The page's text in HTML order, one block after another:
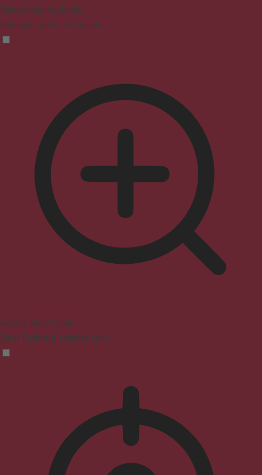
Vision Impaired Mode
Enhances website's visuals
Seizure Safe Profile
Clear flashes & reduces color